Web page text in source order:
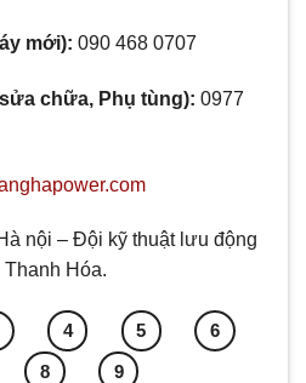
mới): 090 468 0707
chữa, Phụ tùng): 0977
nội – Đội kỹ thuật lưu động
Hóa.
4 5
6
8 9